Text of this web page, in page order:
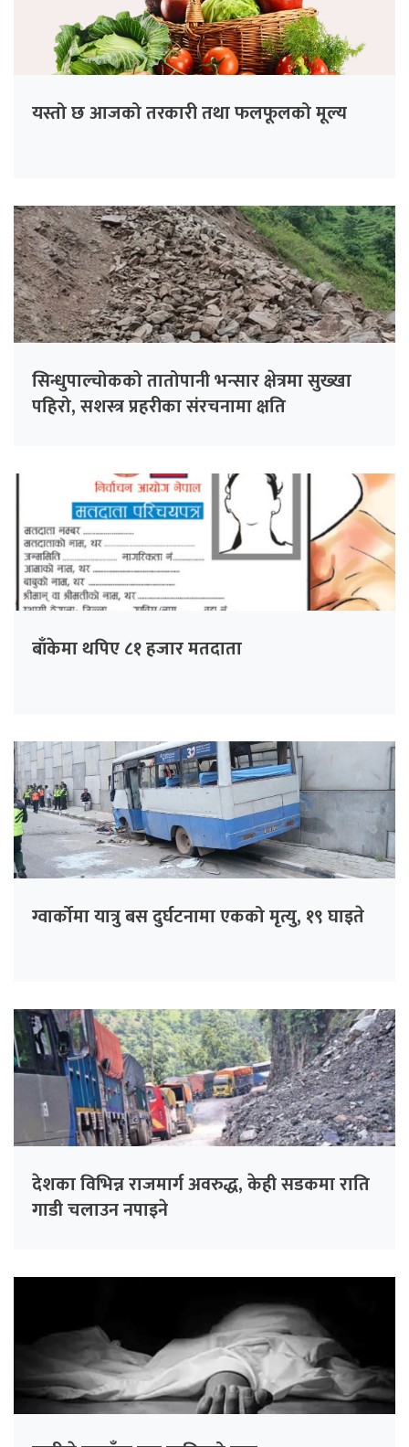
यस्तो छ आजको तरकारी तथा फलफूलको मूल्य
सिन्धुपाल्चोकको तातोपानी भन्सार क्षेत्रमा सुख्खा
पहिरो, सशस्त्र प्रहरीका संरचनामा क्षति
बाँकेमा थपिए ८१ हजार मतदाता
ग्वार्कोमा यात्रु बस दुर्घटनामा एकको मृत्यु, १९ घाइते
देशका विभिन्न राजमार्ग अवरुद्ध, केही सडकमा राति
गाडी चलाउन नपाइने